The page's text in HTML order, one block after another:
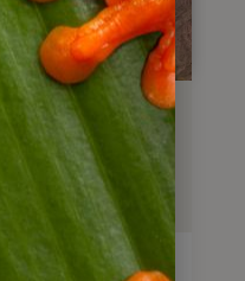
Umgebung